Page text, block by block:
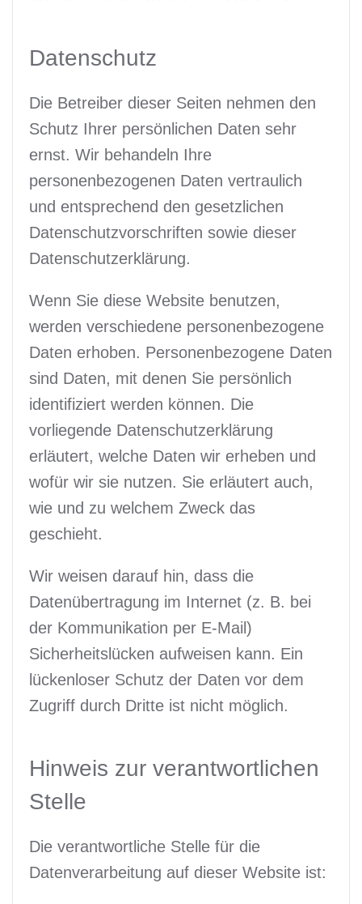
Datenschutz
Die Betreiber dieser Seiten nehmen den
Schutz Ihrer persönlichen Daten sehr
ernst. Wir behandeln Ihre
personenbezogenen Daten vertraulich
und entsprechend den gesetzlichen
Datenschutzvorschriften sowie dieser
Datenschutzerklärung.
Wenn Sie diese Website benutzen,
werden verschiedene personenbezogene
Daten erhoben. Personenbezogene Daten
sind Daten, mit denen Sie persönlich
identifiziert werden können. Die
vorliegende Datenschutzerklärung
erläutert, welche Daten wir erheben und
wofür wir sie nutzen. Sie erläutert auch,
wie und zu welchem Zweck das
geschieht.
Wir weisen darauf hin, dass die
Datenübertragung im Internet (z. B. bei
der Kommunikation per E-Mail)
Sicherheitslücken aufweisen kann. Ein
lückenloser Schutz der Daten vor dem
Zugriff durch Dritte ist nicht möglich.
Hinweis zur verantwortlichen
Stelle
Die verantwortliche Stelle für die
Datenverarbeitung auf dieser Website ist: